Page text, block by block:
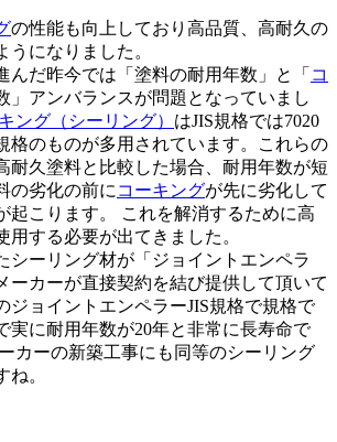
の性能も向上しており高品質、高耐久の
うになりました。
んだ昨今では「塗料の耐用年数」と「 コ
」アンバランスが問題となっていまし
ング（シーリング） はJIS規格では7020
格のものが多用されています。これらの
耐久塗料と比較した場合、耐用年数が短
の劣化の前にコーキングが先に劣化して
起こります。 これを解消するために高
用する必要が出てきました。
シーリング材が「ジョイントエンペラ
ーカーが直接契約を結び提供して頂いて
ジョイントエンペラーJIS規格で規格で
実に耐用年数が20年と非常に長寿命で
カーの新築工事にも同等のシーリング
ね。